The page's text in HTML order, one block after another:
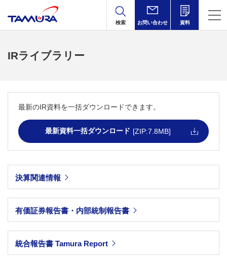
検索 お問い合わせ 資料
IRライブラリー
最新のIR資料を一括ダウンロードできます。
最新資料一括ダウンロード [ZIP:7.8MB]
決算関連情報
有価証券報告書・内部統制報告書
統合報告書 Tamura Report